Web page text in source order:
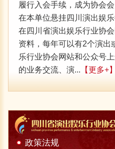
关于2021年演出经纪人
关于认真吸取“5·25”漳州
协会，且登录中国演出行业协
携带本人身份证原件到四川省
履行入会手续，成为协会
在本单位悬挂四川演出娱
在四川省演出娱乐行业协
资料，每年可以有2个演出
乐行业协会网站和公众号
的业务交流、演... 【更多+】
政策法规